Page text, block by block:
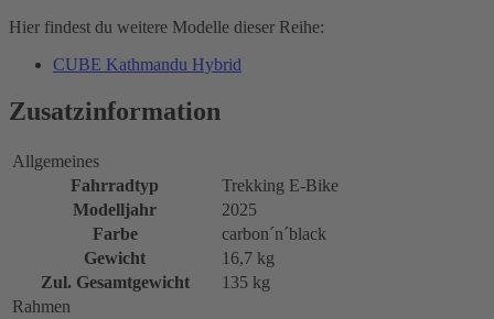
Hier findest du weitere Modelle dieser Reihe:
CUBE Kathmandu Hybrid
Zusatzinformation
Allgemeines
Fahrradtyp
Trekking E-Bike
Modelljahr
2025
Farbe
carbon´n´black
Gewicht
16,7 kg
Zul. Gesamtgewicht
135 kg
Rahmen